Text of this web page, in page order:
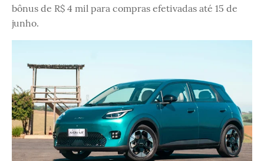
bônus de R$ 4 mil para compras efetivadas até 15 de
junho.